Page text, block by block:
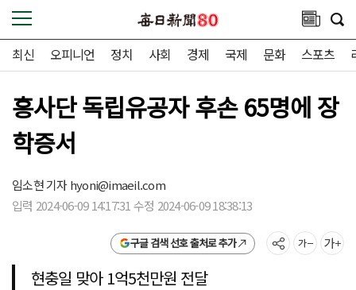
최신 오피니언 정치 사회 경제 국제 문화 스포츠
흥사단 독립유공자 후손 65명에 장
학증서
임소현 기자hyoni@imaeil.com
입력 2024-06-09 14:17:31 수정 2024-06-09 18:38:13
구글 검색 선호 출처로 추가
현충일 맞아 1억5천만원 전달